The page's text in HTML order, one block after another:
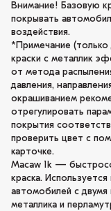
Внимание! Базовую
покрывать
воздействия.
*Примечание
краски с металлик
от метода
давления,
окрашиванием
отрегулировать
покрытия
проверить цвет с
карточке.
Macaw 1k —
краска.
автомобилей с
металлика и